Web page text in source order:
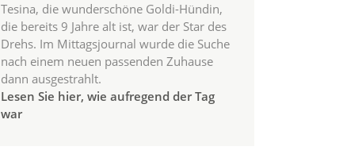
Tesina, die wunderschöne Goldi-Hündin,
die bereits 9 Jahre alt ist, war der Star des
Drehs. Im Mittagsjournal wurde die Suche
nach einem neuen passenden Zuhause
dann ausgestrahlt.
Lesen Sie hier, wie aufregend der Tag
war